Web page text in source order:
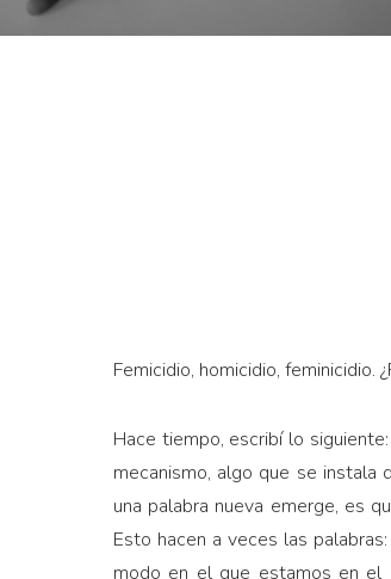
Femicidio, homicidio, feminicidio.
Hace tiempo, escribí lo
mecanismo, algo que se instala
una palabra nueva emerge, es
Esto hacen a veces las
modo en el que estamos en el